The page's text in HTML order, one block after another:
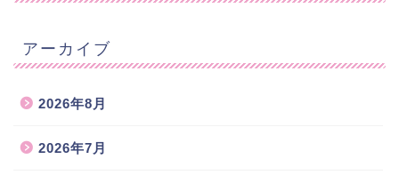
アーカイブ
2026年8月
2026年7月